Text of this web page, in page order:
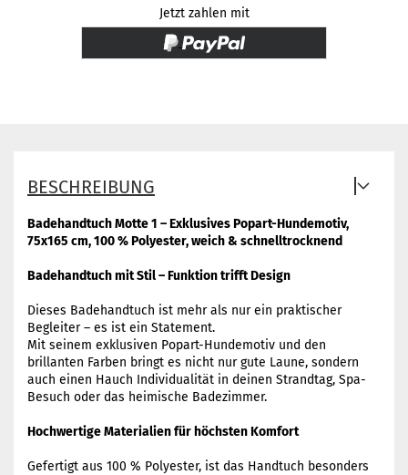
Jetzt zahlen mit
BESCHREIBUNG
Badehandtuch Motte 1 – Exklusives Popart-Hundemotiv,
75x165 cm, 100 % Polyester, weich & schnelltrocknend
Badehandtuch mit Stil – Funktion trifft Design
Dieses Badehandtuch ist mehr als nur ein praktischer
Begleiter – es ist ein Statement.
Mit seinem exklusiven Popart-Hundemotiv und den
brillanten Farben bringt es nicht nur gute Laune, sondern
auch einen Hauch Individualität in deinen Strandtag, Spa-
Besuch oder das heimische Badezimmer.
Hochwertige Materialien für höchsten Komfort
Gefertigt aus 100 % Polyester, ist das Handtuch besonders